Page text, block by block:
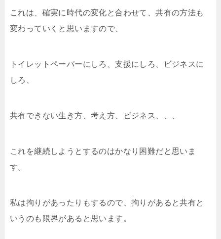
これは、確実に時代の変化と合わせて、共有の方法も
変わっていくと思いますので、
トイレットペーパーにしろ、支援にしろ、ビジネスに
しろ、
共有できない生き方、考え方、ビジネス、、、
これを継続しようとするのはかなり困難だと思いま
す。
私は拘りがあったりもするので、拘りがあると共有と
いうのも限界があると思います。